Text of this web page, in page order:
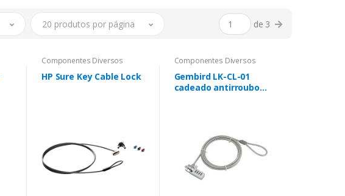
20 produtos por página de 3
Componentes Diversos
HP Sure Key Cable Lock
Componentes Diversos
Gembird LK-CL-01
cadeado antirroubo